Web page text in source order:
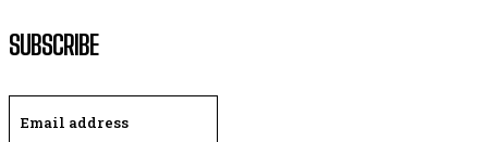
SUBSCRIBE